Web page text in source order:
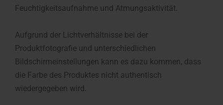
Feuchtigkeitsaufnahme und Atmungsaktivität.
Aufgrund der Lichtverhältnisse bei der
Produktfotografie und unterschiedlichen
Bildschirmeinstellungen kann es dazu kommen, dass
die Farbe des Produktes nicht authentisch
wiedergegeben wird.